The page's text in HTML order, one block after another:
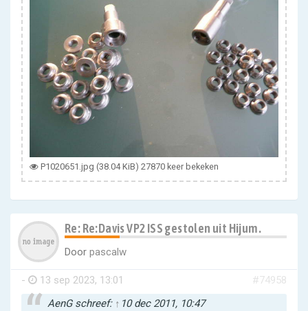
P1020651.jpg (38.04 KiB) 27870 keer bekeken
Re: Re:Davis VP2 ISS gestolen uit Hijum.
Door pascalw
- 13 sep 2023, 13:01
#74958
AenG schreef: ↑ 10 dec 2011, 10:47